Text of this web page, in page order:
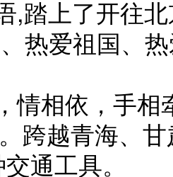
,踏上了开往
热爱祖国、
相依，手相
跨越青海、
通工具。